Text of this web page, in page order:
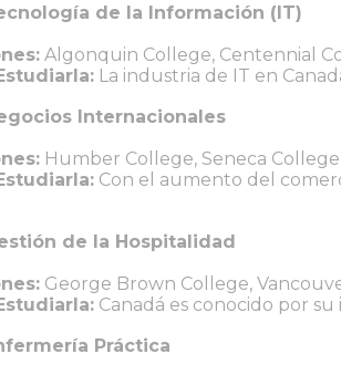
de la Información (IT)
Algonquin College, Centennial
La industria de IT en
Internacionales
Humber College, Seneca College
Con el aumento del
de la Hospitalidad
George Brown College,
Canadá es conocido por
Práctica